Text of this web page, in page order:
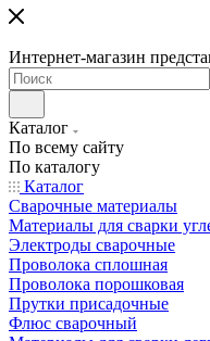
Интернет-магазин
Каталог
По всему сайту
По каталогу
Каталог
Сварочные материалы
Материалы для сварки
Электроды сварочные
Проволока сплошная
Проволока порошковая
Прутки присадочные
Флюс сварочный